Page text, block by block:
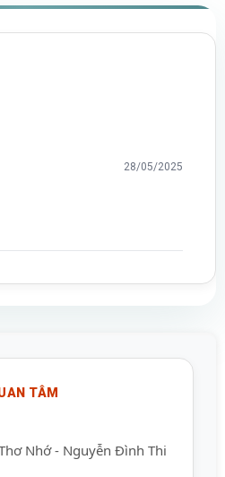
28/05/2025
TÂM
Nhớ - Nguyễn Đình Thi